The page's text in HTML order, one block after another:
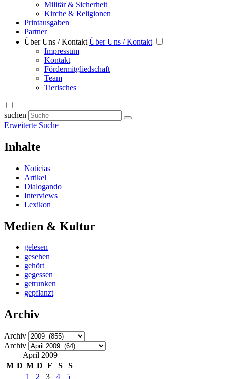
Militär & Sicherheit
Kirche & Religionen
Printausgaben
Partner
Über Uns / Kontakt Über Uns / Kontakt
Impressum
Kontakt
Fördermitgliedschaft
Team
Tierisches
suchen
Erweiterte Suche
Inhalte
Noticias
Artikel
Dialogando
Interviews
Lexikon
Medien & Kultur
gelesen
gesehen
gehört
gegessen
getrunken
gepflanzt
Archiv
Archiv
Archiv
April 2009
M D M D F S
S
1
2 3 4 5